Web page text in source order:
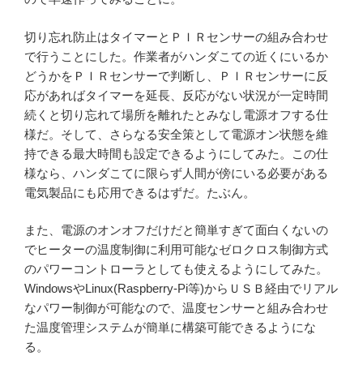
切り忘れ防止はタイマーとＰＩＲセンサーの組み合わせ
で行うことにした。作業者がハンダこての近くにいるか
どうかをＰＩＲセンサーで判断し、ＰＩＲセンサーに反
応があればタイマーを延長、反応がない状況が一定時間
続くと切り忘れて場所を離れたとみなし電源オフする仕
様だ。そして、さらなる安全策として電源オン状態を維
持できる最大時間も設定できるようにしてみた。この仕
様なら、ハンダこてに限らず人間が傍にいる必要がある
電気製品にも応用できるはずだ。たぶん。
また、電源のオンオフだけだと簡単すぎて面白くないの
でヒーターの温度制御に利用可能なゼロクロス制御方式
のパワーコントローラとしても使えるようにしてみた。
WindowsやLinux(Raspberry-Pi等)からＵＳＢ経由でリアル
なパワー制御が可能なので、温度センサーと組み合わせ
た温度管理システムが簡単に構築可能できるようにな
る。